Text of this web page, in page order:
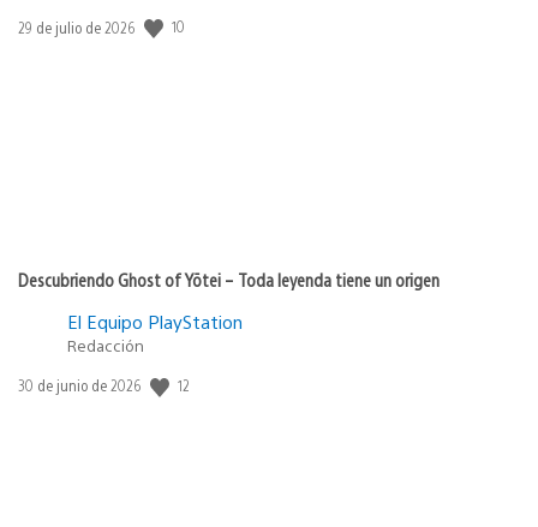
Fecha
29 de julio de 2026 10
Descubriendo Ghost of Yōtei – Toda leyenda tiene un origen
El Equipo PlayStation
Redacción
Fecha
30 de junio de 2026 12